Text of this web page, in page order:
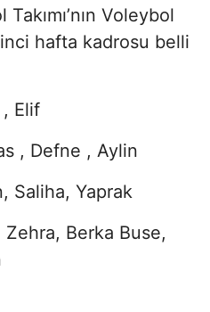
Voleybol
hafta kadrosu belli
Elif
, Defne , Aylin
Saliha, Yaprak
Berka Buse,